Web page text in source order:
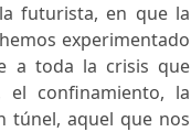
futurista, en que la
experimentado
a toda la crisis que
el confinamiento, la
túnel, aquel que nos